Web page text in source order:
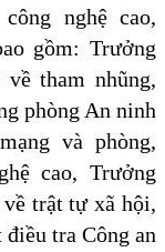
nghệ cao,
gồm: Trưởng
tham nhũng,
phòng An ninh
và phòng,
cao, Trưởng
về trật tự xã hội,
điều tra Công an